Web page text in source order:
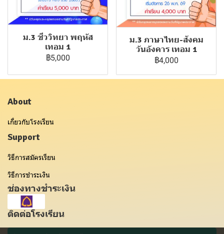
ม.3 ชีววิทยา พฤหัส
เทอม 1
฿5,000
ม.3 ภาษาไทย-สังคม
วันอังคาร เทอม 1
฿4,000
About
เกี่ยวกับโรงเรียน
Support
วิธีการสมัครเรียน
วิธีการชำระเงิน
ช่องทางชำระเงิน
ติดต่อโรงเรียน